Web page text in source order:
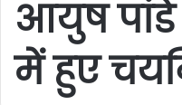
आयुष पांडे
में हुए